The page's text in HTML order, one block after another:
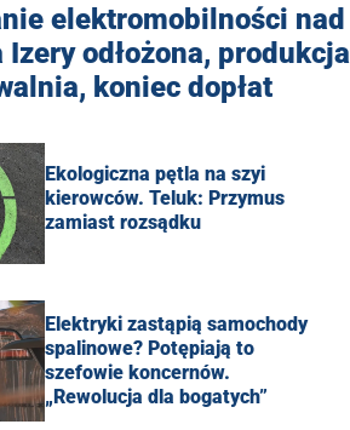
elektromobilności nad
Izery odłożona, produkcja
koniec dopłat
Ekologiczna pętla na szyi
kierowców. Teluk: Przymus
zamiast rozsądku
Elektryki zastąpią samochody
spalinowe? Potępiają to
szefowie koncernów.
„Rewolucja dla bogatych”